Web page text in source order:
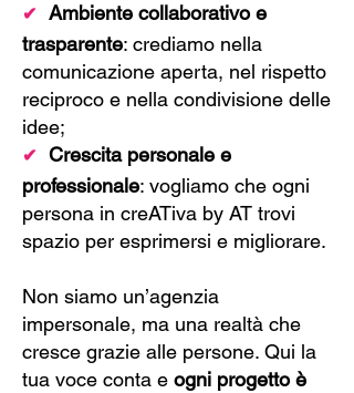
✔
Ambiente collaborativo e
trasparente: crediamo nella
comunicazione aperta, nel rispetto
reciproco e nella condivisione delle
idee;
✔
Crescita personale e
professionale: vogliamo che ogni
persona in creATiva by AT trovi
spazio per esprimersi e migliorare.
Non siamo un’agenzia
impersonale, ma una realtà che
cresce grazie alle persone. Qui la
tua voce conta e ogni progetto è